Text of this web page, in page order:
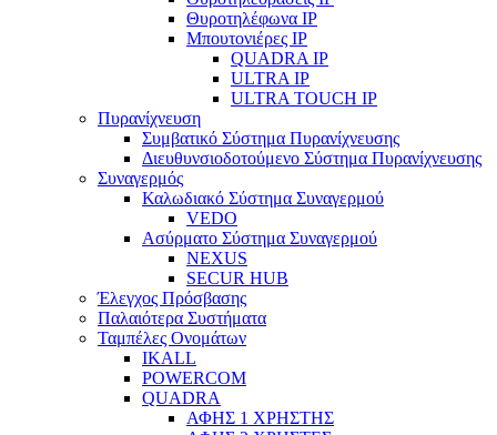
Θυροτηλέφωνα IP
Μπουτονιέρες IP
QUADRA IP
ULTRA IP
ULTRA TOUCH IP
Πυρανίχνευση
Συμβατικό Σύστημα Πυρανίχνευσης
Διευθυνσιοδοτούμενο Σύστημα Πυρανίχνευσης
Συναγερμός
Καλωδιακό Σύστημα Συναγερμού
VEDO
Ασύρματο Σύστημα Συναγερμού
NEXUS
SECUR HUB
Έλεγχος Πρόσβασης
Παλαιότερα Συστήματα
Ταμπέλες Ονομάτων
IKALL
POWERCOM
QUADRA
ΑΦΗΣ 1 ΧΡΗΣΤΗΣ